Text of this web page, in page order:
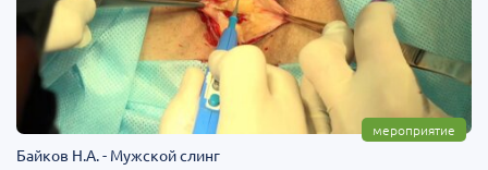
мероприятие
Байков Н.А. - Мужской слинг